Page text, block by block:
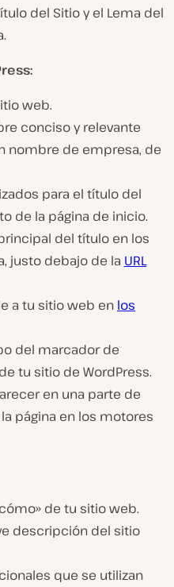
del Sitio y el Lema del
web.
conciso y relevante
nombre de empresa, de
para el título del
de la página de inicio.
del título en los
justo debajo de la URL
a tu sitio web en los
del marcador de
tu sitio de WordPress.
en una parte de
página en los motores
de tu sitio web.
descripción del sitio
que se utilizan